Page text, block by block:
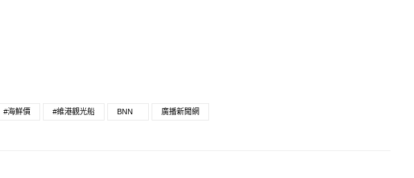
#海鮮價 #維港觀光船 BNN 廣播新聞網